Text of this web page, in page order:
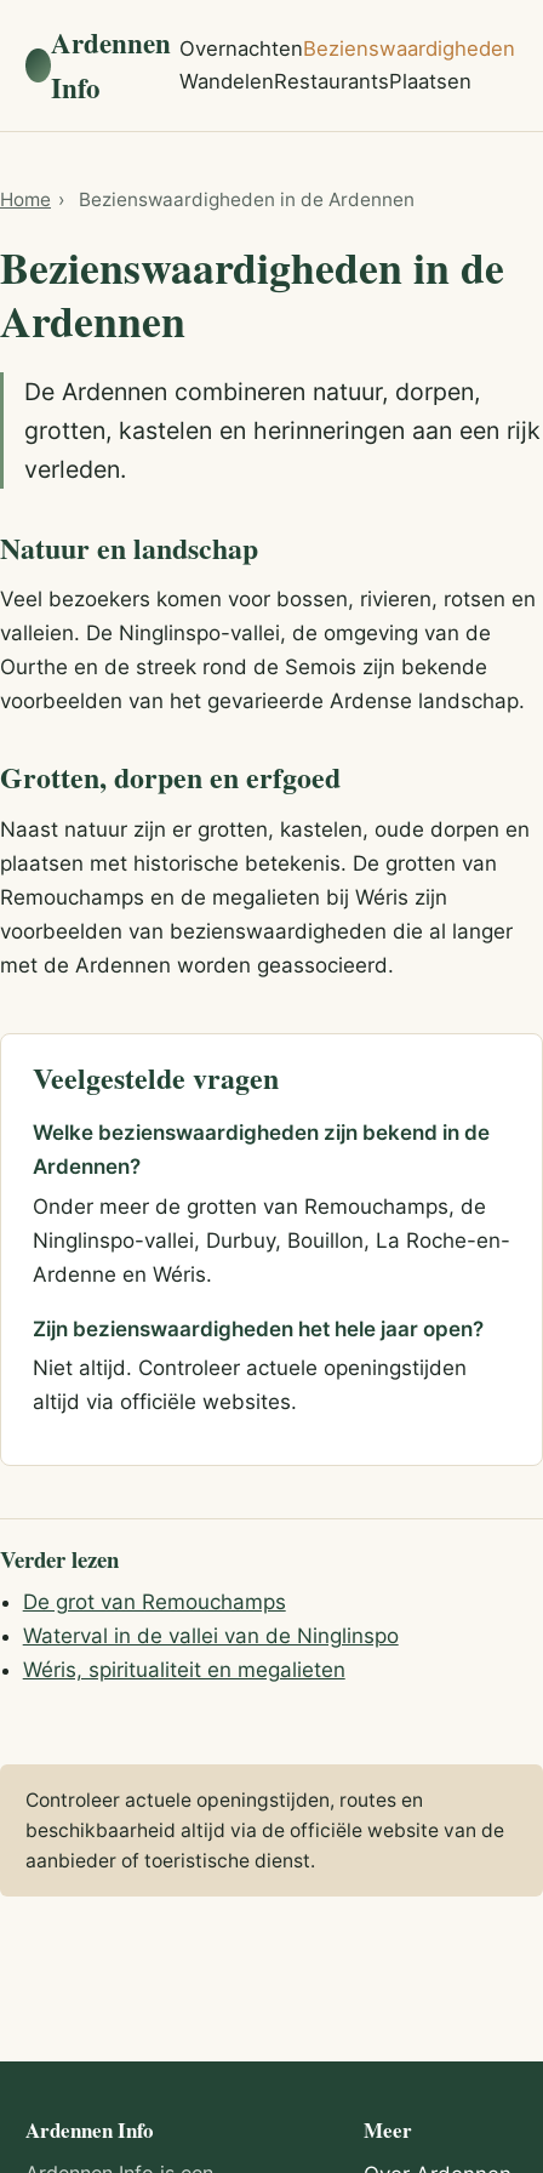
Ardennen
Info
OvernachtenBezienswaardigheden
WandelenRestaurantsPlaatsen
Home › Bezienswaardigheden in de Ardennen
Bezienswaardigheden in de
Ardennen
De Ardennen combineren natuur, dorpen,
grotten, kastelen en herinneringen aan een rijk
verleden.
Natuur en landschap
Veel bezoekers komen voor bossen, rivieren, rotsen en
valleien. De Ninglinspo-vallei, de omgeving van de
Ourthe en de streek rond de Semois zijn bekende
voorbeelden van het gevarieerde Ardense landschap.
Grotten, dorpen en erfgoed
Naast natuur zijn er grotten, kastelen, oude dorpen en
plaatsen met historische betekenis. De grotten van
Remouchamps en de megalieten bij Wéris zijn
voorbeelden van bezienswaardigheden die al langer
met de Ardennen worden geassocieerd.
Veelgestelde vragen
Welke bezienswaardigheden zijn bekend in de
Ardennen?
Onder meer de grotten van Remouchamps, de
Ninglinspo-vallei, Durbuy, Bouillon, La Roche-en-
Ardenne en Wéris.
Zijn bezienswaardigheden het hele jaar open?
Niet altijd. Controleer actuele openingstijden
altijd via officiële websites.
Verder lezen
De grot van Remouchamps
Waterval in de vallei van de Ninglinspo
Wéris, spiritualiteit en megalieten
Controleer actuele openingstijden, routes en
beschikbaarheid altijd via de officiële website van de
aanbieder of toeristische dienst.
Ardennen Info Meer